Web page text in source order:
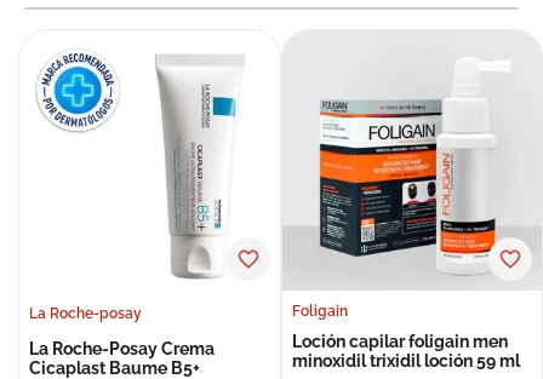
La Roche-posay
La Roche-Posay Crema
Cicaplast Baume B5+
Foligain
Loción capilar foligain men
minoxidil trixidil loción 59 ml